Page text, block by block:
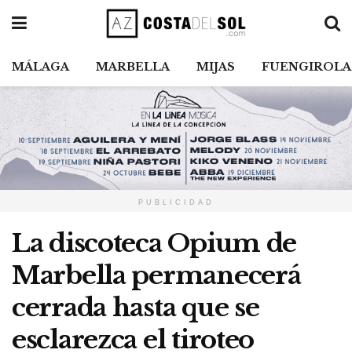
MÁLAGA MARBELLA MIJAS FUENGIROLA
PUBLICIDAD
La discoteca Opium de
Marbella permanecerá
cerrada hasta que se
esclarezca el tiroteo